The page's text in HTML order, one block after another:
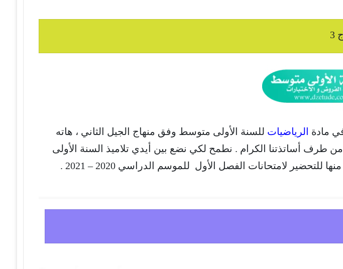
مادة الرياضيات للسنة الأولى متوسط وفق منهاج الجيل الثاني ، هاته
طرف أساتذتنا الكرام . نطمح لكي نضع بين أيدي تلاميذ السنة الأولى
للتحضير لامتحانات الفصل الأول للموسم الدراسي 2020 – 2021 .